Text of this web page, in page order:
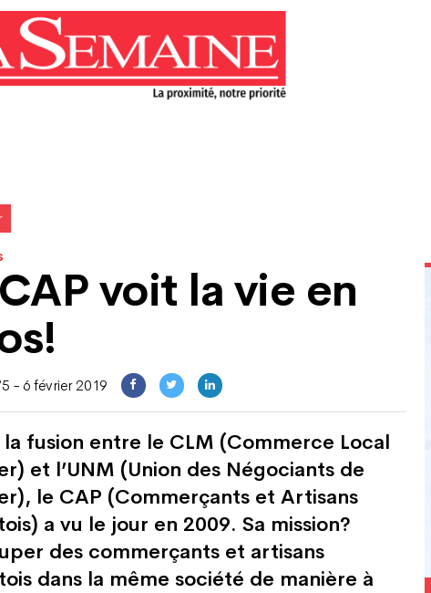
voit la vie en
- 6 février 2019
la fusion entre le CLM (Commerce Local
et l’UNM (Union des Négociants de
le CAP (Commerçants et Artisans
a vu le jour en 2009. Sa mission?
des commerçants et artisans
dans la même société de manière à